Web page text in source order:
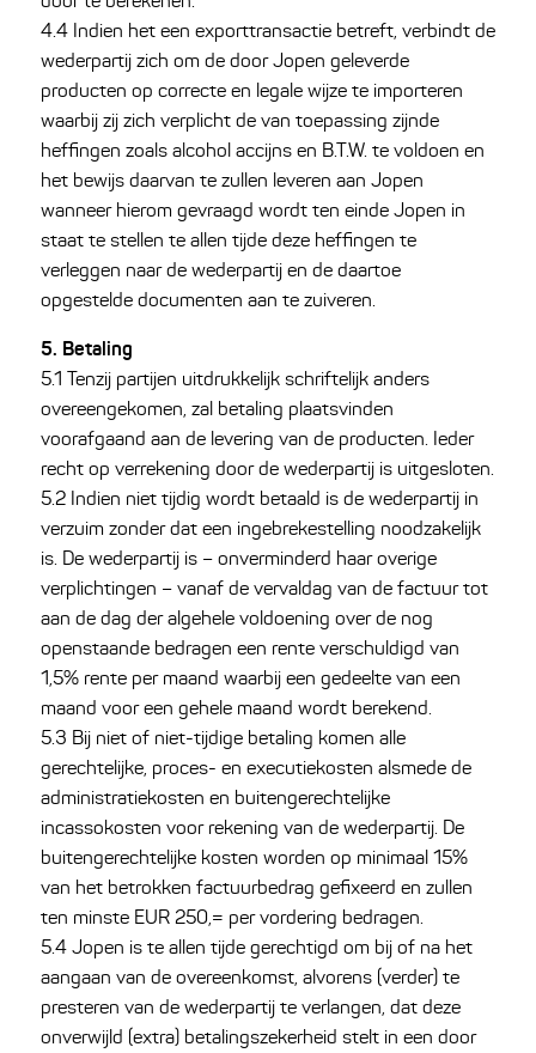
4.4 Indien het een exporttransactie betreft, verbindt de
wederpartij zich om de door Jopen geleverde
producten op correcte en legale wijze te importeren
waarbij zij zich verplicht de van toepassing zijnde
heffingen zoals alcohol accijns en B.T.W. te voldoen en
het bewijs daarvan te zullen leveren aan Jopen
wanneer hierom gevraagd wordt ten einde Jopen in
staat te stellen te allen tijde deze heffingen te
verleggen naar de wederpartij en de daartoe
opgestelde documenten aan te zuiveren.
5. Betaling
5.1 Tenzij partijen uitdrukkelijk schriftelijk anders
overeengekomen, zal betaling plaatsvinden
voorafgaand aan de levering van de producten. Ieder
recht op verrekening door de wederpartij is uitgesloten.
5.2 Indien niet tijdig wordt betaald is de wederpartij in
verzuim zonder dat een ingebrekestelling noodzakelijk
is. De wederpartij is – onverminderd haar overige
verplichtingen – vanaf de vervaldag van de factuur tot
aan de dag der algehele voldoening over de nog
openstaande bedragen een rente verschuldigd van
1,5% rente per maand waarbij een gedeelte van een
maand voor een gehele maand wordt berekend.
5.3 Bij niet of niet-tijdige betaling komen alle
gerechtelijke, proces- en executiekosten alsmede de
administratiekosten en buitengerechtelijke
incassokosten voor rekening van de wederpartij. De
buitengerechtelijke kosten worden op minimaal 15%
van het betrokken factuurbedrag gefixeerd en zullen
ten minste EUR 250,= per vordering bedragen.
5.4 Jopen is te allen tijde gerechtigd om bij of na het
aangaan van de overeenkomst, alvorens (verder) te
presteren van de wederpartij te verlangen, dat deze
onverwijld (extra) betalingszekerheid stelt in een door